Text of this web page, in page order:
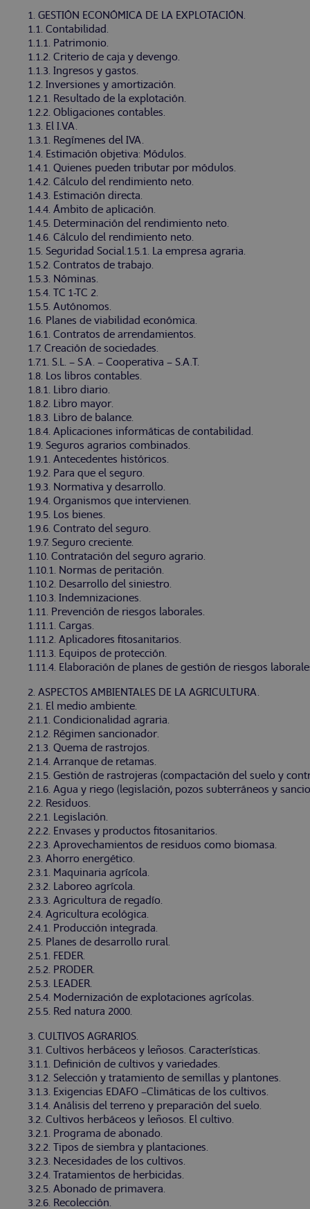
1. GESTIÓN ECONÓMICA DE LA EXPLOTACIÓN.
1.1. Contabilidad.
1.1.1. Patrimonio.
1.1.2. Criterio de caja y devengo.
1.1.3. Ingresos y gastos.
1.2. Inversiones y amortización.
1.2.1. Resultado de la explotación.
1.2.2. Obligaciones contables.
1.3. El I.V.A.
1.3.1. Regímenes del IVA.
1.4. Estimación objetiva: Módulos.
1.4.1. Quienes pueden tributar por módulos.
1.4.2. Cálculo del rendimiento neto.
1.4.3. Estimación directa.
1.4.4. Ámbito de aplicación.
1.4.5. Determinación del rendimiento neto.
1.4.6. Cálculo del rendimiento neto.
1.5. Seguridad Social.1.5.1. La empresa agraria.
1.5.2. Contratos de trabajo.
1.5.3. Nóminas.
1.5.4. TC 1-TC 2.
1.5.5. Autónomos.
1.6. Planes de viabilidad económica.
1.6.1. Contratos de arrendamientos.
1.7. Creación de sociedades.
1.7.1. S.L. – S.A. – Cooperativa – S.A.T.
1.8. Los libros contables.
1.8.1. Libro diario.
1.8.2. Libro mayor.
1.8.3. Libro de balance.
1.8.4. Aplicaciones informáticas de contabilidad.
1.9. Seguros agrarios combinados.
1.9.1. Antecedentes históricos.
1.9.2. Para que el seguro.
1.9.3. Normativa y desarrollo.
1.9.4. Organismos que intervienen.
1.9.5. Los bienes.
1.9.6. Contrato del seguro.
1.9.7. Seguro creciente.
1.10. Contratación del seguro agrario.
1.10.1. Normas de peritación.
1.10.2. Desarrollo del siniestro.
1.10.3. Indemnizaciones.
1.11. Prevención de riesgos laborales.
1.11.1. Cargas.
1.11.2. Aplicadores fitosanitarios.
1.11.3. Equipos de protección.
1.11.4. Elaboración de planes de gestión de riesgos
2. ASPECTOS AMBIENTALES DE LA AGRICULTURA.
2.1. El medio ambiente.
2.1.1. Condicionalidad agraria.
2.1.2. Régimen sancionador.
2.1.3. Quema de rastrojos.
2.1.4. Arranque de retamas.
2.1.5. Gestión de rastrojeras (compactación del suelo y
2.1.6. Agua y riego (legislación, pozos subterráneos y
2.2. Residuos.
2.2.1. Legislación.
2.2.2. Envases y productos fitosanitarios.
2.2.3. Aprovechamientos de residuos como biomasa.
2.3. Ahorro energético.
2.3.1. Maquinaria agrícola.
2.3.2. Laboreo agrícola.
2.3.3. Agricultura de regadío.
2.4. Agricultura ecológica.
2.4.1. Producción integrada.
2.5. Planes de desarrollo rural.
2.5.1. FEDER.
2.5.2. PRODER.
2.5.3. LEADER.
2.5.4. Modernización de explotaciones agrícolas.
2.5.5. Red natura 2000.
3. CULTIVOS AGRARIOS.
3.1. Cultivos herbáceos y leñosos. Características.
3.1.1. Definición de cultivos y variedades.
3.1.2. Selección y tratamiento de semillas y plantones.
3.1.3. Exigencias EDAFO –Climáticas de los cultivos.
3.1.4. Análisis del terreno y preparación del suelo.
3.2. Cultivos herbáceos y leñosos. El cultivo.
3.2.1. Programa de abonado.
3.2.2. Tipos de siembra y plantaciones.
3.2.3. Necesidades de los cultivos.
3.2.4. Tratamientos de herbicidas.
3.2.5. Abonado de primavera.
3.2.6. Recolección.